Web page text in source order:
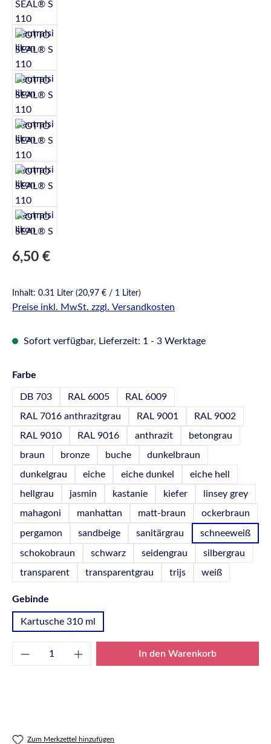
Regulärer Preis:
6,50 €
Inhalt: 0.31 Liter (20,97 € / 1 Liter)
Preise inkl. MwSt. zzgl. Versandkosten
Sofort verfügbar, Lieferzeit: 1 - 3 Werktage
Farbe
DB 703 RAL 6005
RAL 6009
RAL 7016 anthrazitgrau
RAL 9001
RAL 9002
RAL 9010
RAL 9016 anthrazit
betongrau
braun
bronze buche
dunkelbraun
dunkelgrau
eiche eiche dunkel
eiche hell
hellgrau
jasmin kastanie kiefer
linsey grey
mahagoni
manhattan matt-braun ockerbraun
pergamon sandbeige sanitärgrau schneeweiß
schokobraun schwarz seidengrau
silbergrau
transparent
transparentgrau trijs weiß
Gebinde
Kartusche 310 ml
Produkt Anzahl: Gib den gewünschten
In den Warenkorb
Zum Merkzettel hinzufügen